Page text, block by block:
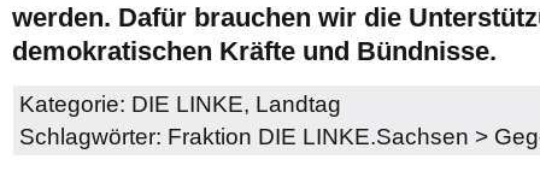
werden. Dafür brauchen wir die
demokratischen Kräfte und Bündnisse.
Kategorie: DIE LINKE, Landtag
Schlagwörter: Fraktion DIE LINKE.Sachsen >